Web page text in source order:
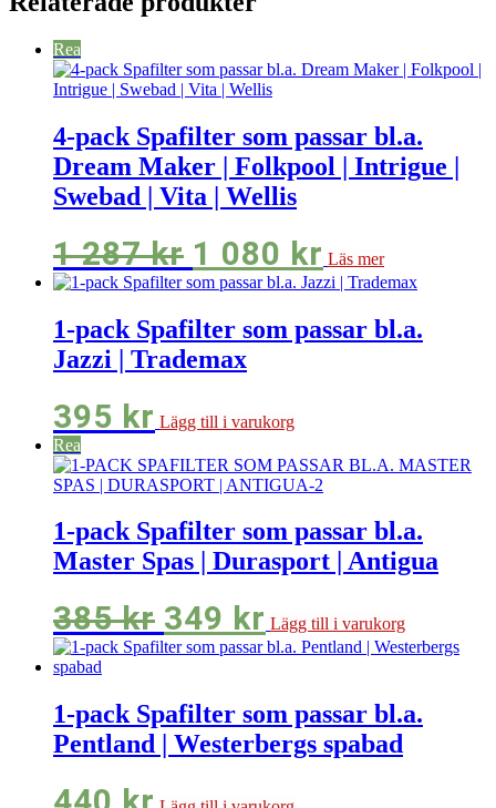
Rea
4-pack Spafilter som passar bl.a.
Dream Maker | Folkpool | Intrigue |
Swebad | Vita | Wellis
1 287kr Det
ursprungliga
priset
var:
1
1 080 krDet
nuvarande
priset
Läs mer
1-pack Spafilter som passar bl.a.
Jazzi | Trademax
395 kr Lägg till i varukorg
Rea
1-pack Spafilter som passar bl.a.
Master Spas | Durasport | Antigua
385kr Det
ursprungliga
priset
var:
349 krDet
nuvarande
är:
Lägg till i varukorg
1-pack Spafilter som passar bl.a.
Pentland | Westerbergs spabad